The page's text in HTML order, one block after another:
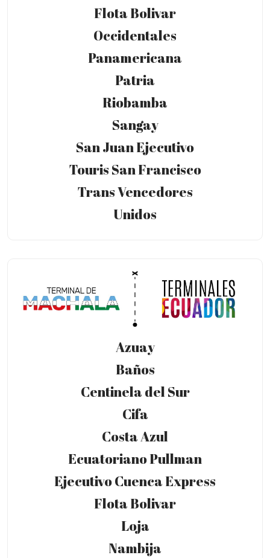
Flota Bolivar
Occidentales
Panamericana
Patria
Riobamba
Sangay
San Juan Ejecutivo
Touris San Francisco
Trans Vencedores
Unidos
Azuay
Baños
Centinela del Sur
Cifa
Costa Azul
Ecuatoriano Pullman
Ejecutivo Cuenca Express
Flota Bolivar
Loja
Nambija